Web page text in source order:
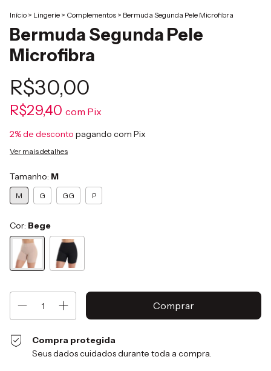
Início > Lingerie > Complementos > Bermuda Segunda Pele Microfibra
Bermuda Segunda Pele
Microfibra
R$30,00
R$29,40 com Pix
2% de desconto pagando com Pix
Ver mais detalhes
Tamanho: M
M G GG P
Cor: Bege
Compra protegida
Seus dados cuidados durante toda a compra.